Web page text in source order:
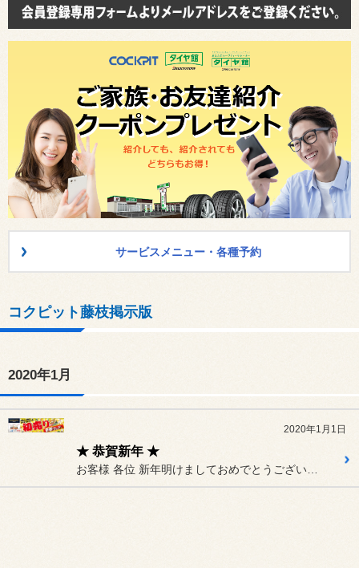
サービスメニュー・各種予約
コクピット藤枝掲示版
2020年1月
2020年1月1日
★ 恭賀新年 ★